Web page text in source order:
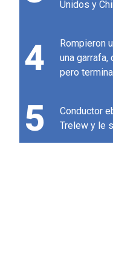
Unidos y
4
Rompieron
una
pero
5
Conductor
Trelew y le